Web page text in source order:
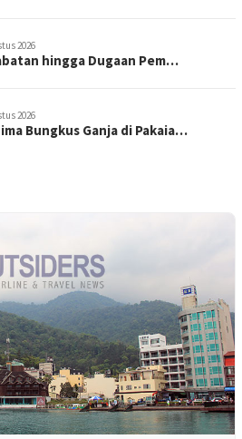
2026
hingga Dugaan Pem…
2026
Bungkus Ganja di Pakaia…